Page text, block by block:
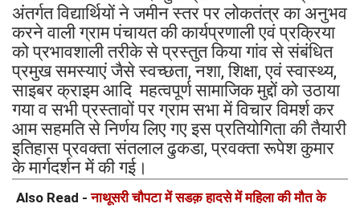
अंतर्गत विद्यार्थियों ने जमीन स्तर पर लोकतंत्र का अनुभव
करने वाली ग्राम पंचायत की कार्यप्रणाली एवं प्रक्रिया
को प्रभावशाली तरीके से प्रस्तुत किया गांव से संबंधित
प्रमुख समस्याएं जैसे स्वच्छता, नशा, शिक्षा, एवं स्वास्थ्य,
साइबर क्राइम आदि महत्वपूर्ण सामाजिक मुद्दों को उठाया
गया व सभी प्रस्तावों पर ग्राम सभा में विचार विमर्श कर
आम सहमति से निर्णय लिए गए इस प्रतियोगिता की तैयारी
इतिहास प्रवक्ता संतलाल ढुकडा, प्रवक्ता रूपेश कुमार
के मार्गदर्शन में की गई।
Also Read -नाथूसरी चौपटा में सडक़ हादसे में महिला की मौत के